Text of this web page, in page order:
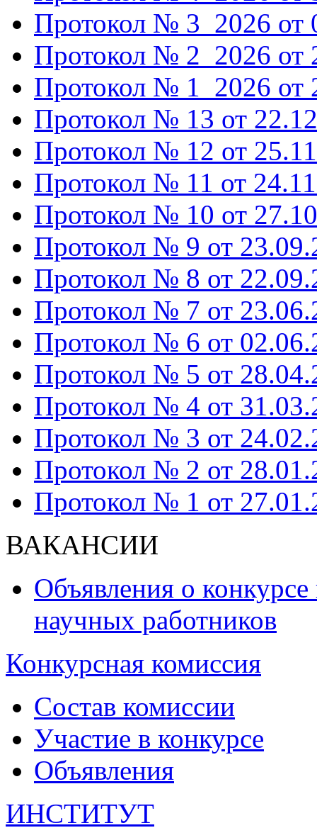
Протокол № 3_2026 от
Протокол № 2_2026 от
Протокол № 1_2026 от
Протокол № 13 от
Протокол № 12 от
Протокол № 11 от
Протокол № 10 от
Протокол № 9 от
Протокол № 8 от
Протокол № 7 от
Протокол № 6 от
Протокол № 5 от
Протокол № 4 от
Протокол № 3 от
Протокол № 2 от
Протокол № 1 от
ВАКАНСИИ
Объявления о
научных работников
Конкурсная комиссия
Состав комиссии
Участие в конкурсе
Объявления
ИНСТИТУТ